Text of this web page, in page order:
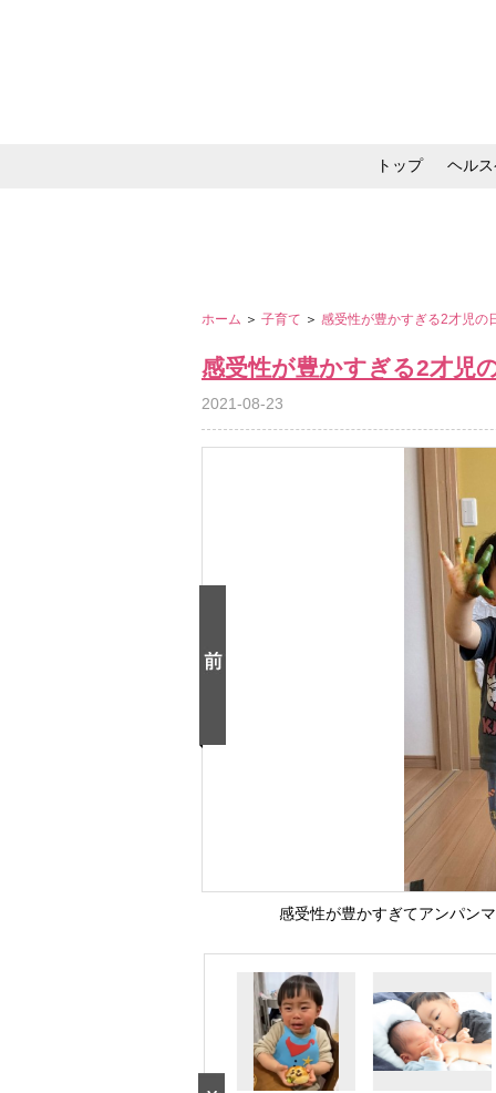
トップ ヘル
ホーム ＞ 子育て ＞ 感受性が豊かすぎる2才児の
感受性が豊かすぎる2才児
2021-08-23
感受性が豊かすぎてアンパン